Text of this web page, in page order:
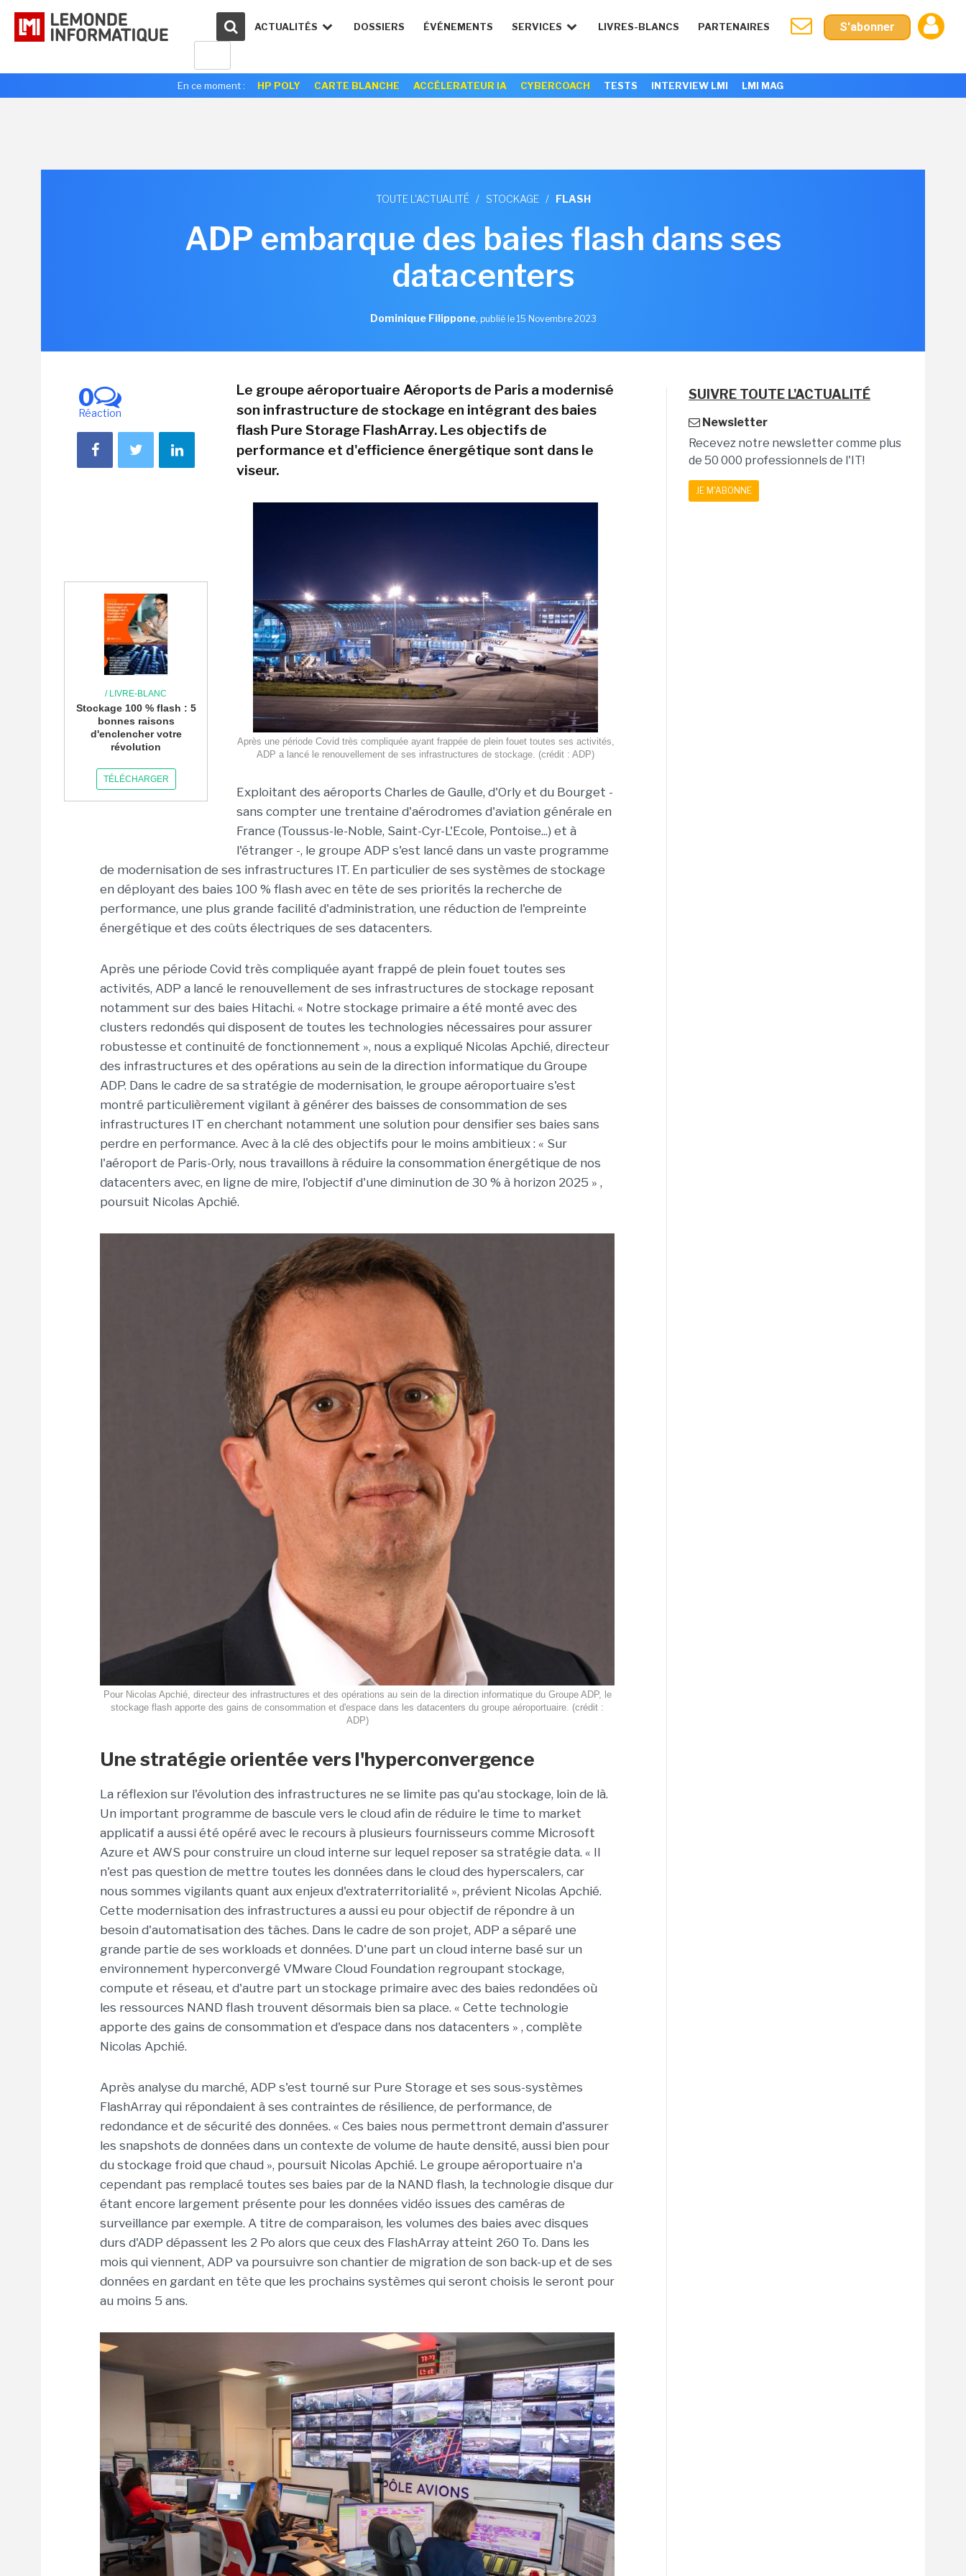
ACTUALITÉS DOSSIERS ÉVÉNEMENTS SERVICES LIVRES-BLANCS PARTENAIRES S'abonner
En ce moment : HP POLY CARTE BLANCHE ACCÉLERATEUR IA CYBERCOACH TESTS INTERVIEW LMI LMI MAG
TOUTE L'ACTUALITÉ / STOCKAGE / FLASH
ADP embarque des baies flash dans ses
datacenters
Dominique Filippone, publié le 15 Novembre 2023
0
Réaction
/ LIVRE-BLANC
Stockage 100 % flash : 5
bonnes raisons
d'enclencher votre
révolution
TÉLÉCHARGER
Le groupe aéroportuaire Aéroports de Paris a modernisé
son infrastructure de stockage en intégrant des baies
flash Pure Storage FlashArray. Les objectifs de
performance et d'efficience énergétique sont dans le
viseur.
Après une période Covid très compliquée ayant frappée de plein fouet toutes ses activités,
ADP a lancé le renouvellement de ses infrastructures de stockage. (crédit : ADP)
Exploitant des aéroports Charles de Gaulle, d'Orly et du Bourget -
sans compter une trentaine d'aérodromes d'aviation générale en
France (Toussus-le-Noble, Saint-Cyr-L'Ecole, Pontoise...) et à
l'étranger -, le groupe ADP s'est lancé dans un vaste programme
de modernisation de ses infrastructures IT. En particulier de ses systèmes de stockage
en déployant des baies 100 % flash avec en tête de ses priorités la recherche de
performance, une plus grande facilité d'administration, une réduction de l'empreinte
énergétique et des coûts électriques de ses datacenters.
Après une période Covid très compliquée ayant frappé de plein fouet toutes ses
activités, ADP a lancé le renouvellement de ses infrastructures de stockage reposant
notamment sur des baies Hitachi. « Notre stockage primaire a été monté avec des
clusters redondés qui disposent de toutes les technologies nécessaires pour assurer
robustesse et continuité de fonctionnement », nous a expliqué Nicolas Apchié, directeur
des infrastructures et des opérations au sein de la direction informatique du Groupe
ADP. Dans le cadre de sa stratégie de modernisation, le groupe aéroportuaire s'est
montré particulièrement vigilant à générer des baisses de consommation de ses
infrastructures IT en cherchant notamment une solution pour densifier ses baies sans
perdre en performance. Avec à la clé des objectifs pour le moins ambitieux : « Sur
l'aéroport de Paris-Orly, nous travaillons à réduire la consommation énergétique de nos
datacenters avec, en ligne de mire, l'objectif d'une diminution de 30 % à horizon 2025 » ,
poursuit Nicolas Apchié.
Pour Nicolas Apchié, directeur des infrastructures et des opérations au sein de la direction informatique du Groupe ADP, le
stockage flash apporte des gains de consommation et d'espace dans les datacenters du groupe aéroportuaire. (crédit :
ADP)
Une stratégie orientée vers l'hyperconvergence
La réflexion sur l'évolution des infrastructures ne se limite pas qu'au stockage, loin de là.
Un important programme de bascule vers le cloud afin de réduire le time to market
applicatif a aussi été opéré avec le recours à plusieurs fournisseurs comme Microsoft
Azure et AWS pour construire un cloud interne sur lequel reposer sa stratégie data. « Il
n'est pas question de mettre toutes les données dans le cloud des hyperscalers, car
nous sommes vigilants quant aux enjeux d'extraterritorialité », prévient Nicolas Apchié.
Cette modernisation des infrastructures a aussi eu pour objectif de répondre à un
besoin d'automatisation des tâches. Dans le cadre de son projet, ADP a séparé une
grande partie de ses workloads et données. D'une part un cloud interne basé sur un
environnement hyperconvergé VMware Cloud Foundation regroupant stockage,
compute et réseau, et d'autre part un stockage primaire avec des baies redondées où
les ressources NAND flash trouvent désormais bien sa place. « Cette technologie
apporte des gains de consommation et d'espace dans nos datacenters » , complète
Nicolas Apchié.
Après analyse du marché, ADP s'est tourné sur Pure Storage et ses sous-systèmes
FlashArray qui répondaient à ses contraintes de résilience, de performance, de
redondance et de sécurité des données. « Ces baies nous permettront demain d'assurer
les snapshots de données dans un contexte de volume de haute densité, aussi bien pour
du stockage froid que chaud », poursuit Nicolas Apchié. Le groupe aéroportuaire n'a
cependant pas remplacé toutes ses baies par de la NAND flash, la technologie disque dur
étant encore largement présente pour les données vidéo issues des caméras de
surveillance par exemple. A titre de comparaison, les volumes des baies avec disques
durs d'ADP dépassent les 2 Po alors que ceux des FlashArray atteint 260 To. Dans les
mois qui viennent, ADP va poursuivre son chantier de migration de son back-up et de ses
données en gardant en tête que les prochains systèmes qui seront choisis le seront pour
au moins 5 ans.
SUIVRE TOUTE L'ACTUALITÉ
Newsletter
Recevez notre newsletter comme plus
de 50 000 professionnels de l'IT!
JE M'ABONNE